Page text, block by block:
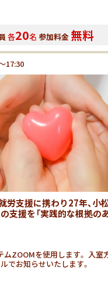
各20名 参加料金 無料
17:30
労支援に携わり27年、小
支援を「実践的な根拠の
ムZOOMを使用します。 入室
でお知らせいたします。